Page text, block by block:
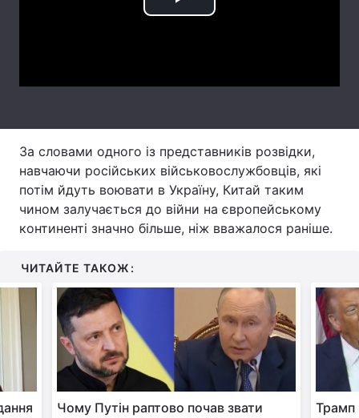
Play
За словами одного із представників розвідки,
навчаючи російських військовослужбовців, які
потім йдуть воювати в Україну, Китай таким
чином залучається до війни на європейському
континенті значно більше, ніж вважалося раніше.
ЧИТАЙТЕ ТАКОЖ:
Чому Путін раптово почав звати
Трамп